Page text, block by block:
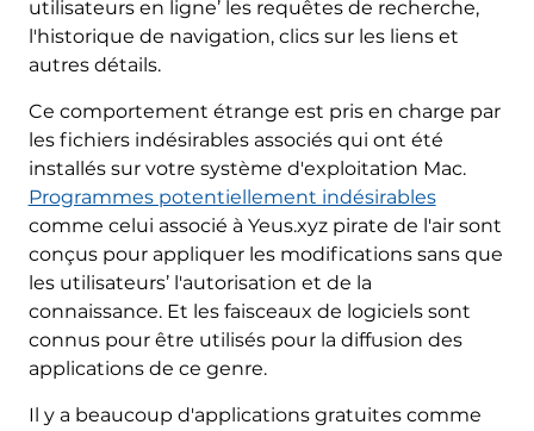
utilisateurs en ligne’ les requêtes de recherche,
l'historique de navigation, clics sur les liens et
autres détails.
Ce comportement étrange est pris en charge par
les fichiers indésirables associés qui ont été
installés sur votre système d'exploitation Mac.
Programmes potentiellement indésirables
comme celui associé à Yeus.xyz pirate de l'air sont
conçus pour appliquer les modifications sans que
les utilisateurs’ l'autorisation et de la
connaissance. Et les faisceaux de logiciels sont
connus pour être utilisés pour la diffusion des
applications de ce genre.
Il y a beaucoup d'applications gratuites comme